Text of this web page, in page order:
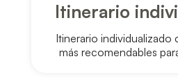
Itinerario
Itinerario individualizado
más recomendables